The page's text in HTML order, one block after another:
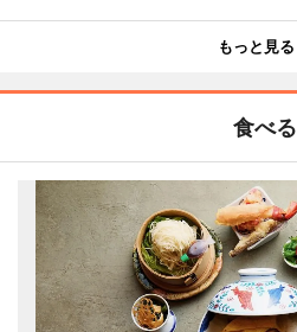
もっと見る
食べる